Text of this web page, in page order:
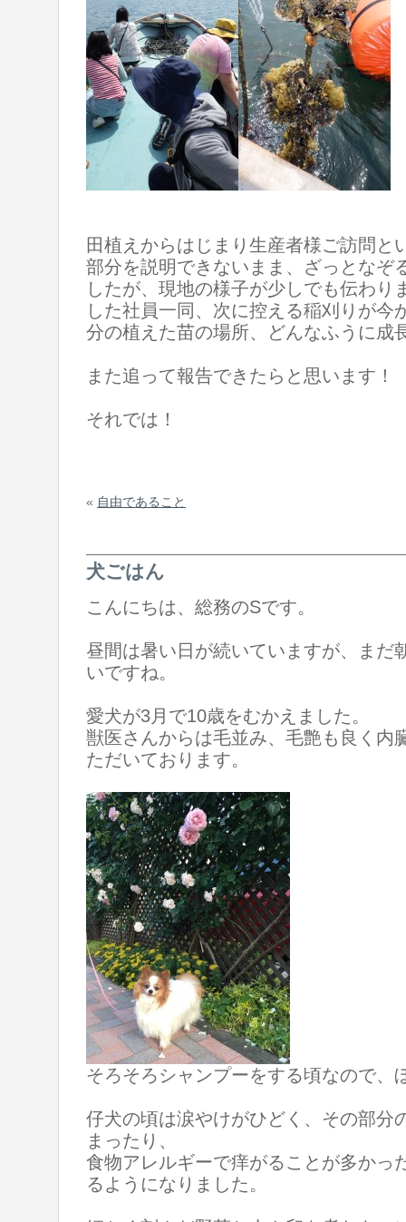
田植えからはじまり生産者様ご訪問と
部分を説明できないまま、ざっとなぞ
したが、現地の様子が少しでも伝わり
した社員一同、次に控える稲刈りが今
分の植えた苗の場所、どんなふうに成
また追って報告できたらと思います！
それでは！
« 自由であること
犬ごはん
こんにちは、総務のSです。
昼間は暑い日が続いていますが、まだ
いですね。
愛犬が3月で10歳をむかえました。
獣医さんからは毛並み、毛艶も良く内
ただいております。
そろそろシャンプーをする頃なので、
仔犬の頃は涙やけがひどく、その部分
まったり、
食物アレルギーで痒がることが多かっ
るようになりました。